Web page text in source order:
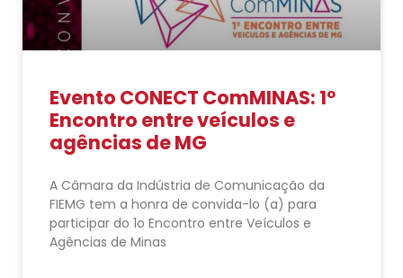
Evento CONECT ComMINAS: 1º
Encontro entre veículos e
agências de MG
A Câmara da Indústria de Comunicação da
FIEMG tem a honra de convida-lo (a) para
participar do 1o Encontro entre Veículos e
Agências de Minas